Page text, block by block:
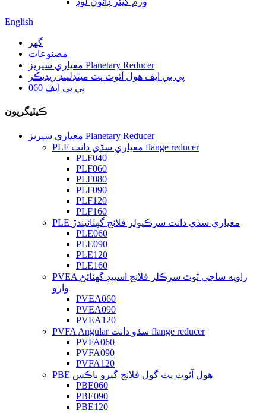
English
گهر
مصنوعات
معياري سيريز Planetary Reducer
پي بي ايف هول آئوٽ پٽ ميٿڊلينڊ ريڊيڪر
پي بي ايف 060
ڪيٽيگريون
معياري سيريز Planetary Reducer
PLF معياري سڌي دانت flange reducer
PLF040
PLF060
PLF080
PLF090
PLF120
PLF160
PLE معياري سڌي دانت سرڪيولر فلانج گھٽائيندڙ
PLE060
PLE090
PLE120
PLE160
PVEA زاويه ساڄي ٽوٿ سرڪلر فلانج اسپيڊ گهٽائڻ
وارو
PVEA060
PVEA090
PVEA120
PVFA Angular سڌو دانت flange reducer
PVFA060
PVFA090
PVFA120
PBE هول آئوٽ پٽ گول فلانج گيرو باڪس
PBE060
PBE090
PBE120